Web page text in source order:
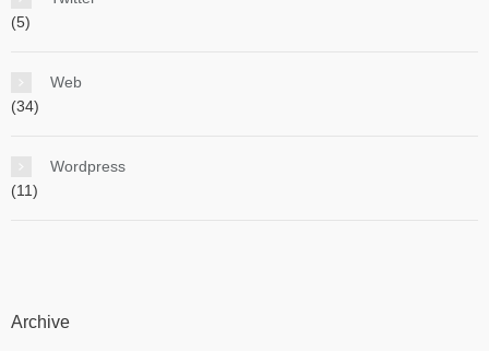
(5)
Web
(34)
Wordpress
(11)
Archive